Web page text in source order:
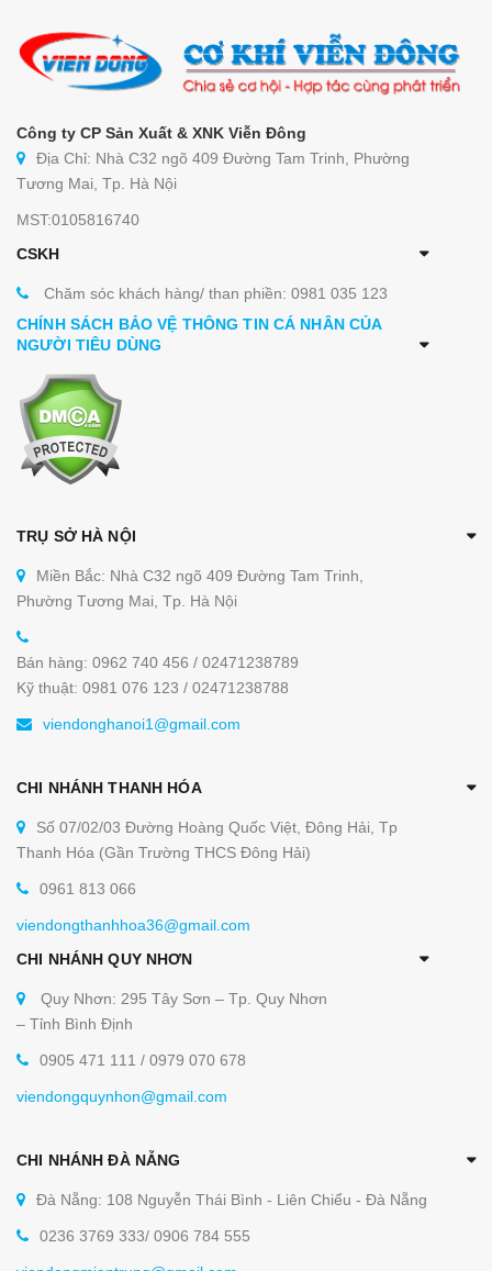
Công ty CP Sản Xuất & XNK Viễn Đông
Địa Chỉ: Nhà C32 ngõ 409 Đường Tam Trinh, Phường
Tương Mai, Tp. Hà Nội
MST:0105816740
CSKH
Chăm sóc khách hàng/ than phiền: 0981 035 123
CHÍNH SÁCH BẢO VỆ THÔNG TIN CÁ NHÂN CỦA
NGƯỜI TIÊU DÙNG
TRỤ SỞ HÀ NỘI
Miền Bắc: Nhà C32 ngõ 409 Đường Tam Trinh,
Phường Tương Mai, Tp. Hà Nội
Bán hàng: 0962 740 456 / 02471238789
Kỹ thuật: 0981 076 123 / 02471238788
viendonghanoi1@gmail.com
CHI NHÁNH THANH HÓA
Số 07/02/03 Đường Hoàng Quốc Việt, Đông Hải, Tp
Thanh Hóa (Gần Trường THCS Đông Hải)
0961 813 066
viendongthanhhoa36@gmail.com
CHI NHÁNH QUY NHƠN
Quy Nhơn: 295 Tây Sơn – Tp. Quy Nhơn
– Tỉnh Bình Định
0905 471 111 / 0979 070 678
viendongquynhon@gmail.com
CHI NHÁNH ĐÀ NẴNG
Đà Nẵng: 108 Nguyễn Thái Bình - Liên Chiểu - Đà Nẵng
0236 3769 333/ 0906 784 555